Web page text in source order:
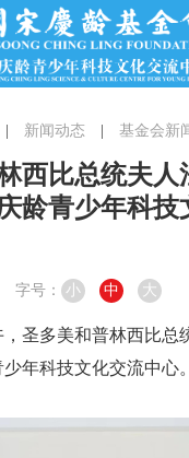
新闻动态 基金会新
西比总统夫人
龄青少年科技
字号： 小 中 大
，圣多美和普林西比总
年科技文化交流中心。